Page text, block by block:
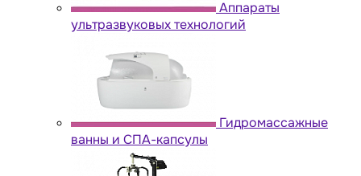
Аппараты
ультразвуковых технологий
Гидромассажные
ванны и СПА-капсулы